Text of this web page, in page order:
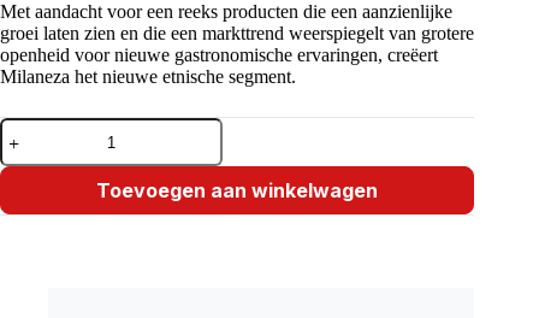
Met aandacht voor een reeks producten die een aanzienlijke
groei laten zien en die een markttrend weerspiegelt van grotere
openheid voor nieuwe gastronomische ervaringen, creëert
Milaneza het nieuwe etnische segment.
Milaneza
Massa
CousCous
Kg
Toevoegen aan winkelwagen